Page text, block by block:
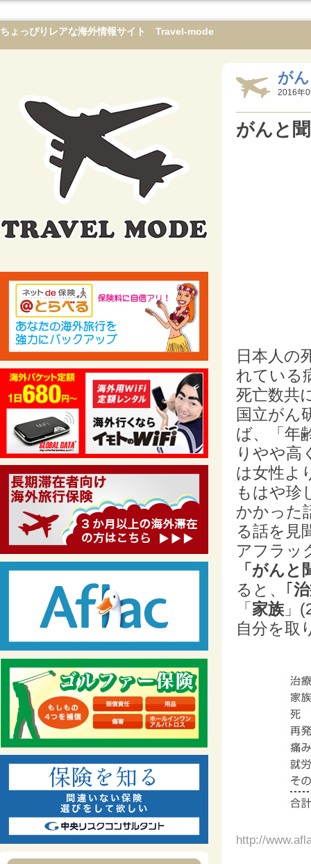
ちょっぴりレアな海外情報サイト Travel-mode
が
2016年
がんと
日本人の
れている
死亡数共
国立がん
ば、「年
りやや高
は女性よ
もはや珍
かかった
る話を見
アフラッ
「がん
ると、｢
「家族 」
自分を取
http://